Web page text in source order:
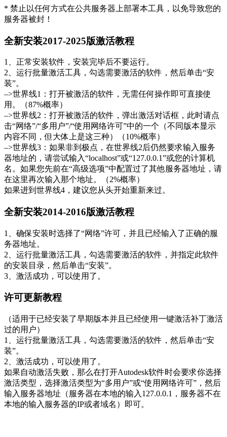
* 禁止以任何方式在公共服务器上部署本工具，以免导致您的
服务器被封！
全新安装2017-2025版激活教程
1、正常安装软件，安装完毕后不要运行。
2、运行批量激活工具，勾选需要激活的软件，然后单击“安
装”。
–>世界线1：打开被激活的软件，无需任何操作即可直接使
用。（87%概率）
–>世界线2：打开被激活的软件，弹出激活对话框，此时请点
击“网络”/“多用户”/“使用网络许可”中的一个（不同版本显示
内容不同，但大体上是这三种）（10%概率）
–>世界线3：如果非到极点，在世界线2后仍然要求输入服务
器地址的，请尝试输入“localhost”或“127.0.0.1”或您的计算机
名。如果您先前在“高级选项”中配置过了其他服务器地址，请
在这里再次输入那个地址。（2%概率）
如果进到世界线4，建议您从头开始重新来过。
全新安装2014-2016版激活教程
1、确保安装时选择了“网络”许可，并且已经输入了正确的服
务器地址。
2、运行批量激活工具，勾选需要激活的软件，并指定此软件
的安装目录，然后单击“安装”。
3、激活成功，可以使用了。
许可更新教程
（适用于已经安装了早期版本并且已经使用一键激活补丁激活
过的用户）
1、运行批量激活工具，勾选需要激活的软件，然后单击“安
装”。
2、激活成功，可以使用了。
如果自动激活失败，那么在打开Autodesk软件时会要求你选择
激活类型，选择激活类型为“多用户”或“使用网络许可”，然后
输入服务器地址（服务器在本地的输入127.0.0.1，服务器不在
本地的输入服务器的IP或者域名）即可。